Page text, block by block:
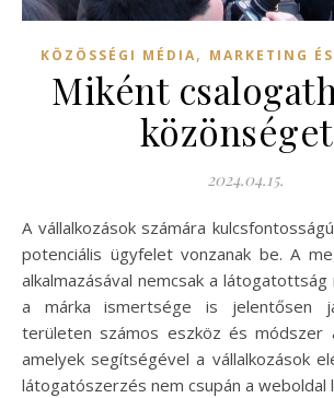
KÖZÖSSÉGI MÉDIA, MARKETING
Miként
2024.04.15.
A vállalkozások számára kulcsfontosságú, hogy minél több
potenciális ügyfelet vonzanak be. A
alkalmazásával nemcsak a
a márka ismertsége is jelentősen
területen számos eszköz és módszer
amelyek segítségével a vállalkozások
látogatószerzés nem csupán a